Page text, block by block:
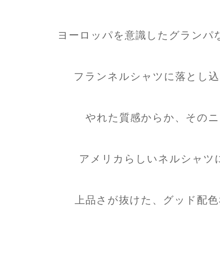
ヨーロッパを意識したグラン
フランネルシャツに落とし
やれた質感からか、その
アメリカらしいネルシャツ
上品さが抜けた、グッド配